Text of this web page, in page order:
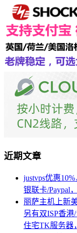
近期文章
justvps优惠
银联卡/Paypal
丽萨主机上新
另有双ISP香
住宅TK服务器